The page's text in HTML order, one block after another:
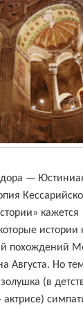
—
кажется
истории
похождений
Августа. Но
(в